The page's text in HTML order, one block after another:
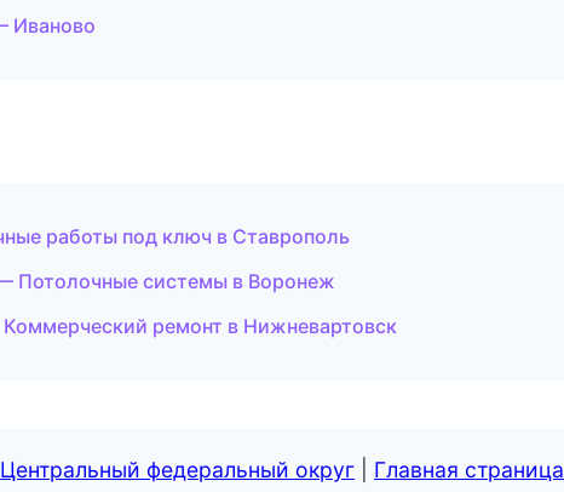
Иваново
работы под ключ в Ставрополь
системы в Воронеж
ремонт в Нижневартовск
федеральный округ Главная страница